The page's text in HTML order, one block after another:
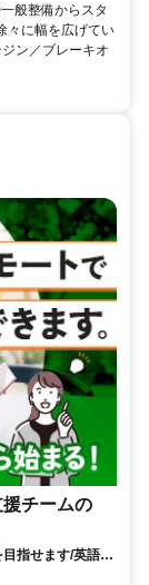
般整備からスタ
々に幅を広げてい
ン／ブレーキオ
援チームの
指せます/英語活
ート